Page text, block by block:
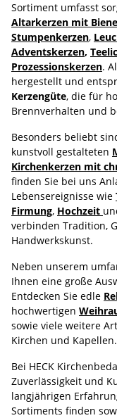
Sortiment umfasst
Altarkerzen mit
Stumpenkerzen,
Adventskerzen,
Prozessionskerzen.
hergestellt und
Kerzengüte, die für
Brennverhalten und
Besonders beliebt
kunstvoll gestalteten
Kirchenkerzen mit
finden Sie bei uns
Lebensereignisse wie
Firmung, Hochzeit
verbinden Tradition,
Handwerkskunst.
Neben unserem
Ihnen eine große
Entdecken Sie edle
hochwertigen
sowie viele weitere
Kirchen und Kapellen.
Bei HECK
Zuverlässigkeit und
langjährigen
Sortiments finden